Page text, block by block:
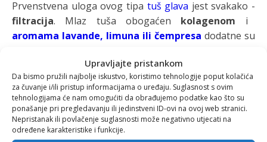
Upravljajte pristankom
Da bismo pružili najbolje iskustvo, koristimo tehnologije poput kolačića
za čuvanje i/ili pristup informacijama o uređaju. Suglasnost s ovim
tehnologijama će nam omogućiti da obrađujemo podatke kao što su
ponašanje pri pregledavanju ili jedinstveni ID-ovi na ovoj web stranici.
Nepristanak ili povlačenje suglasnosti može negativno utjecati na
određene karakteristike i funkcije.
Prvenstvena uloga ovog tipa tuš glava jest svakako -
filtracija. Mlaz tuša obogaćen kolagenom i
aromama lavande, limuna ili čempresa dodatne su
Otklanjanjem stresa i opuštanjem dobro utječemo na
imunološki sustav, vraćamo energiju tijelu i mir umu.
Dokazano je da su esencije izuzetno korisne za tijelo
te se apsorbiraju kroz nos, usta, kožu i sluznicu. Koža
i kosa su tako zaštićene, bez opasnosti od iritacije